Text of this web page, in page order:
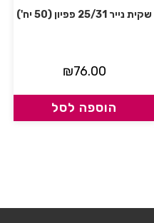
שקית נייר 25/31 פפיון (50 יח')
₪76.00
הוספה לסל